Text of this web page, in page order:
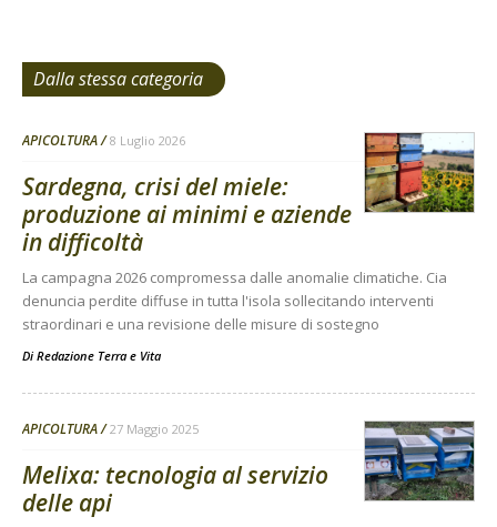
Dalla stessa categoria
APICOLTURA 8 Luglio 2026
Sardegna, crisi del miele:
produzione ai minimi e aziende
in difficoltà
La campagna 2026 compromessa dalle anomalie climatiche. Cia
denuncia perdite diffuse in tutta l'isola sollecitando interventi
straordinari e una revisione delle misure di sostegno
Di Redazione Terra e Vita
APICOLTURA 27 Maggio 2025
Melixa: tecnologia al servizio
delle api